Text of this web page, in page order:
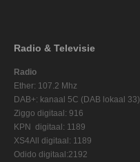
Radio & Televisie
Radio
Ether: 107.2 Mhz
DAB+: kanaal 5C (DAB lokaal 33)
Ziggo digitaal: 916
KPN digitaal: 1189
XS4All digitaal: 1189
Odido digitaal:2192